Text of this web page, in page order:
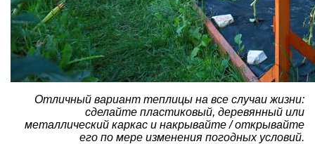
Отличный вариант теплицы на все случаи жизни:
сделайте пластиковый, деревянный или
металлический каркас и накрывайте / открывайте
его по мере изменения погодных условий.